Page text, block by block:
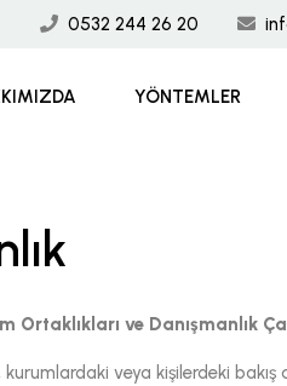
0532 244 26 20
YÖNTEMLER
Ortaklıkları ve Danışmanlık
veya kişilerdeki bakış